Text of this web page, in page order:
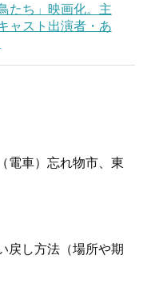
たち」映画化。主
ャスト出演者・あ
電車）忘れ物市、東
戻し方法（場所や期